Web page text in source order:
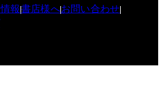
報書店様へお問い合わせ